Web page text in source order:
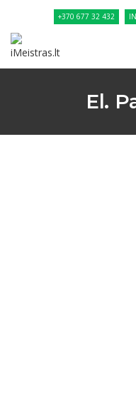
+370 677 32 432
El.